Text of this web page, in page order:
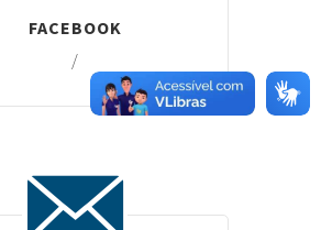
FACEBOOK
/